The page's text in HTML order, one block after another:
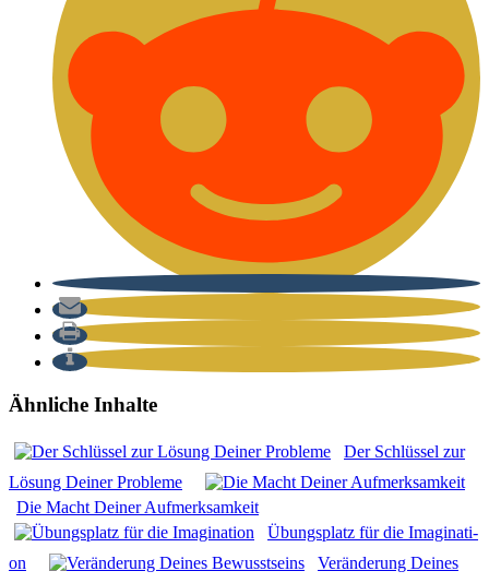
Ähnliche Inhalte
Der Schlüs­sel zur
Lösung Dei­ner Pro­ble­me
Die Macht Dei­ner Auf­merk­sam­keit
Übungs­platz für die Ima­gi­na­ti­
on
Ver­än­de­rung Dei­nes